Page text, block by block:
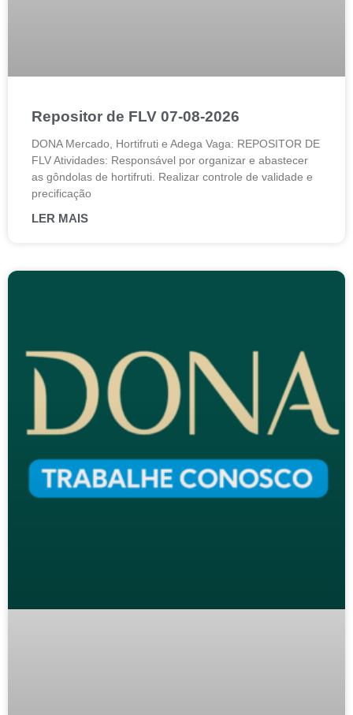
Repositor de FLV 07-08-2026
DONA Mercado, Hortifruti e Adega Vaga: REPOSITOR DE
FLV Atividades: Responsável por organizar e abastecer
as gôndolas de hortifruti. Realizar controle de validade e
precificação
LER MAIS